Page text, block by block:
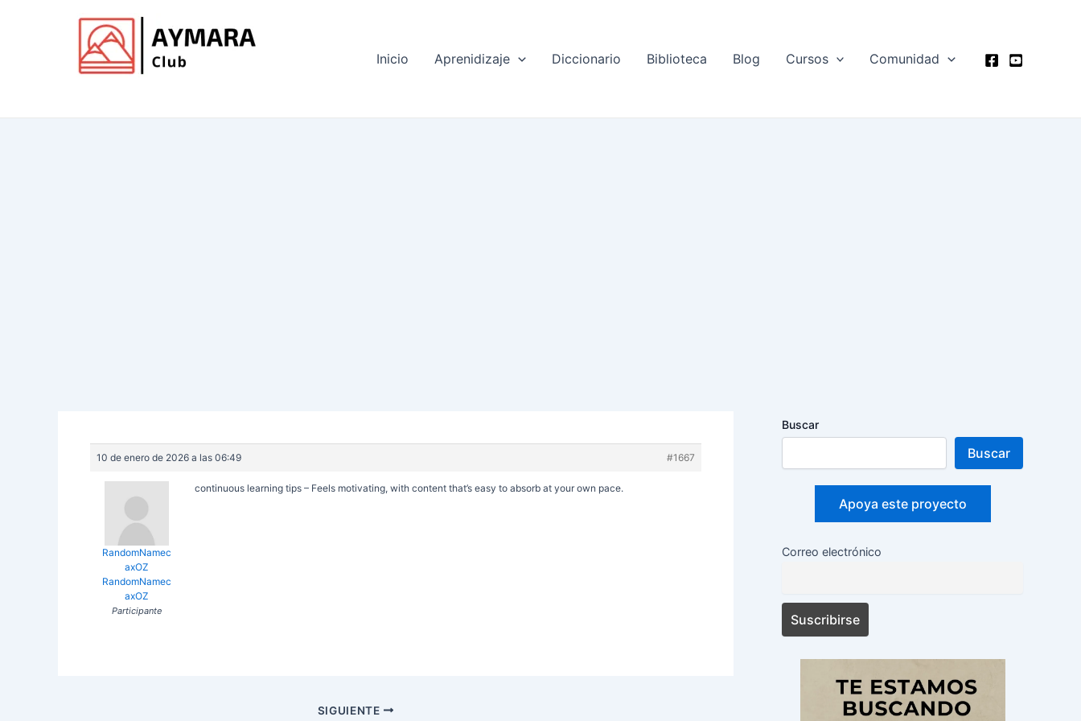
Inicio Aprenidizaje Diccionario Biblioteca Blog Cursos Comunidad
10 de enero de 2026 a las 06:49 #1667
RandomNamec
axOZ
RandomNamec
axOZ
Participante
continuous learning tips – Feels motivating, with content that’s easy to absorb at your own pace.
SIGUIENTE
Buscar
Buscar
Apoya este proyecto
Correo electrónico